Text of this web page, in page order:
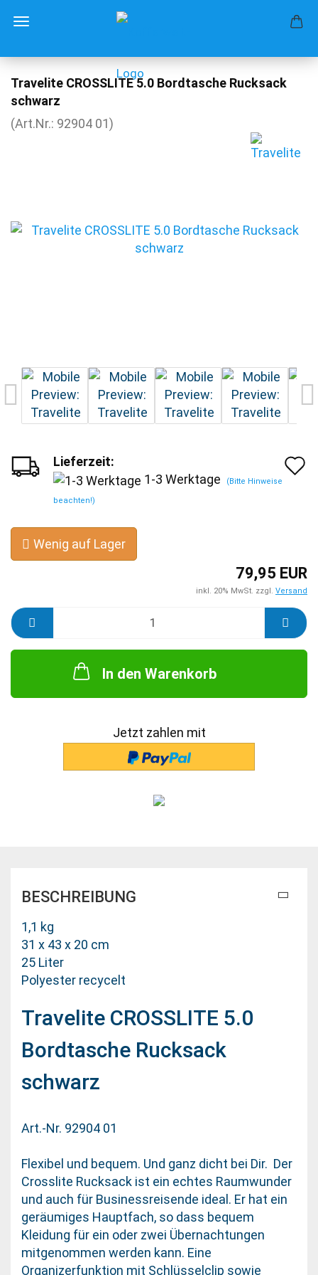
Travelite CROSSLITE 5.0 Bordtasche Rucksack
schwarz
(Art.Nr.: 92904 01)
Lieferzeit:
1-3 Werktage
(Bitte Hinweise
beachten!)
Wenig auf Lager
79,95 EUR
inkl. 20% MwSt. zzgl. Versand
In den Warenkorb
Jetzt zahlen mit
BESCHREIBUNG
1,1 kg
31 x 43 x 20 cm
25 Liter
Polyester recycelt
Travelite CROSSLITE 5.0
Bordtasche Rucksack
schwarz
Art.-Nr. 92904 01
Flexibel und bequem. Und ganz dicht bei Dir. Der
Crosslite Rucksack ist ein echtes Raumwunder
und auch für Businessreisende ideal. Er hat ein
geräumiges Hauptfach, so dass bequem
Kleidung für ein oder zwei Übernachtungen
mitgenommen werden kann. Eine
Organizerfunktion mit Schlüsselclip sowie